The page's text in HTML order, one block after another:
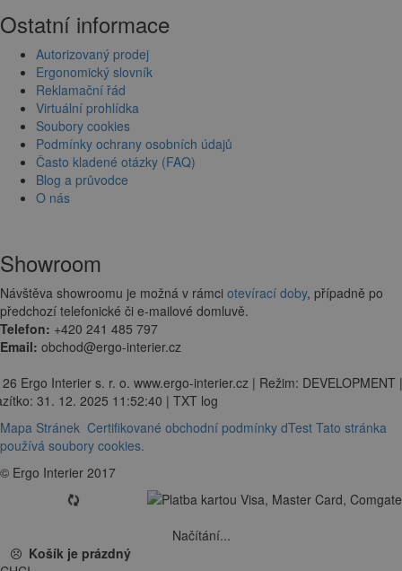
Ostatní informace
Autorizovaný prodej
Ergonomický slovník
Reklamační řád
Virtuální prohlídka
Soubory cookies
Podmínky ochrany osobních údajů
Často kladené otázky (FAQ)
Blog a průvodce
O nás
Showroom
Návštěva showroomu je možná v rámci otevírací doby, případně po
předchozí telefonické či e-mailové domluvě.
Telefon: +420 241 485 797
Email: obchod@ergo-interier.cz
Ergo Interier s. r. o. www.ergo-interier.cz | Režim: DEVELOPMENT |
31. 12. 2025 11:52:40 | TXT log
Mapa Stránek Certifikované obchodní podmínky dTest Tato stránka
používá soubory cookies.
© Ergo Interier 2017
Načítání...
Košík je prázdný